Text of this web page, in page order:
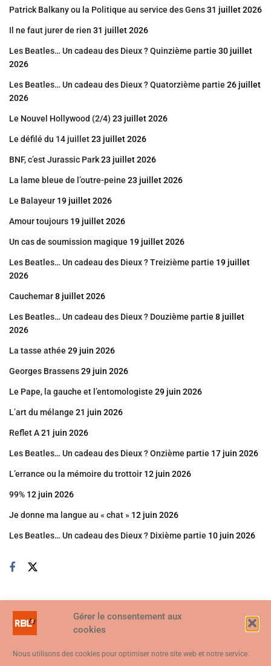
Gérer le consentement aux
cookies
Nous utilisons des cookies pour optimiser notre site web et notre service.
Patrick Balkany ou la Politique au service des Gens31 juillet 2026
Il ne faut jurer de rien 31 juillet 2026
Les Beatles… Un cadeau des Dieux ? Quinzième partie 30 juillet
2026
Les Beatles… Un cadeau des Dieux ? Quatorzième partie 26 juillet
2026
Le Nouvel Hollywood (2/4) 23 juillet 2026
Le défilé du 14 juillet23 juillet 2026
BNF, c’est Jurassic Park23 juillet 2026
La lame bleue de l’outre-peine 23 juillet 2026
Le Balayeur 19 juillet 2026
Amour toujours 19 juillet 2026
Un cas de soumission magique 19 juillet 2026
Les Beatles… Un cadeau des Dieux ? Treizième partie 19 juillet
2026
Cauchemar8 juillet 2026
Les Beatles… Un cadeau des Dieux ? Douzième partie 8 juillet
2026
La tasse athée 29 juin 2026
Georges Brassens29 juin 2026
Le Pape, la gauche et l’entomologiste 29 juin 2026
L’art du mélange 21 juin 2026
Reflet A21 juin 2026
Les Beatles… Un cadeau des Dieux ? Onzième partie 17 juin 2026
L’errance ou la mémoire du trottoir 12 juin 2026
99% 12 juin 2026
Je donne ma langue au « chat » 12 juin 2026
Les Beatles… Un cadeau des Dieux ? Dixième partie 10 juin 2026